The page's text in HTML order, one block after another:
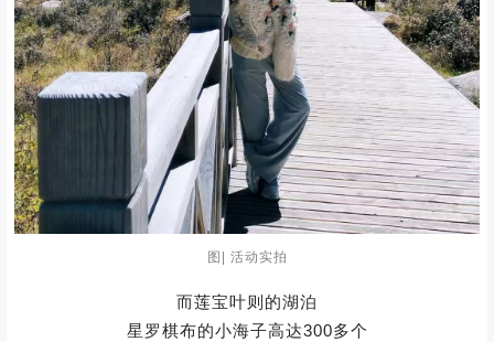
图| 活动实拍
山峰脚下，人类显得如此渺小
感受到大自然那磅礴的力量与无尽魅力